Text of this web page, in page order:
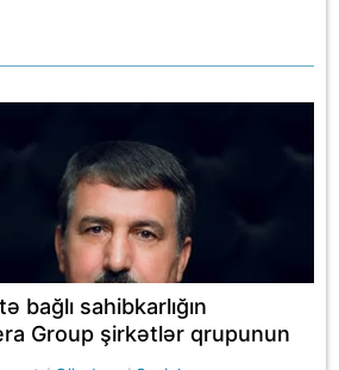
bağlı sahibkarlığın
Group şirkətlər qrupunun